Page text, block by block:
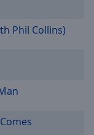
Phil Collins)